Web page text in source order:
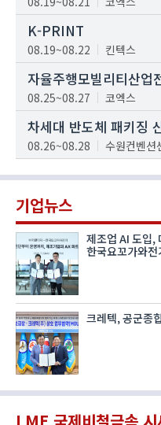
K-PRINT
08.19~08.22 킨텍스
자율주행모빌리티산업
08.25~08.27 코엑스
차세대 반도체 패키징
08.26~08.28 수원컨벤션
기업뉴스
제조업 AI 도입,
한국요꼬가와전
크레텍, 공군종